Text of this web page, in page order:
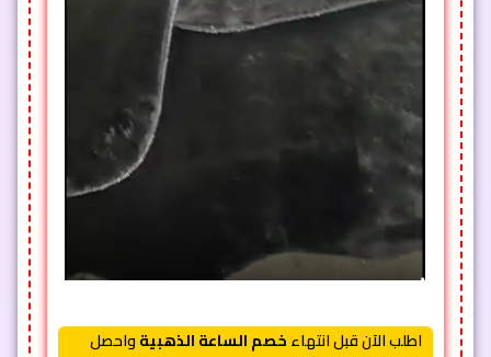
اطلب الآن قبل انتهاءخصم الساعة الذهبيةواحصل